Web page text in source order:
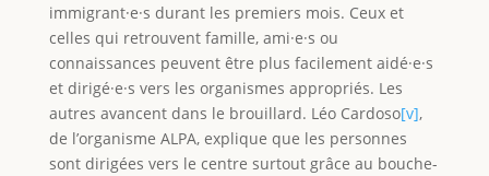
immigrant·e·s durant les premiers mois. Ceux et
celles qui retrouvent famille, ami·e·s ou
connaissances peuvent être plus facilement aidé·e·s
et dirigé·e·s vers les organismes appropriés. Les
autres avancent dans le brouillard. Léo Cardoso[v],
de l’organisme ALPA, explique que les personnes
sont dirigées vers le centre surtout grâce au bouche-